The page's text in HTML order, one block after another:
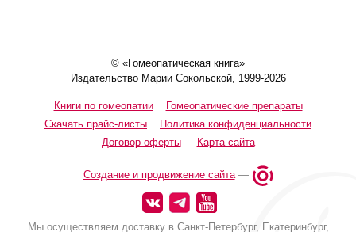
© «Гомеопатическая книга»
Издательство Марии Сокольской, 1999-2026
Книги по гомеопатии
Гомеопатические препараты
Скачать прайс-листы
Политика конфиденциальности
Договор оферты
Карта сайта
Создание и продвижение сайта—
Мы осуществляем доставку в Санкт-Петербург, Екатеринбург,